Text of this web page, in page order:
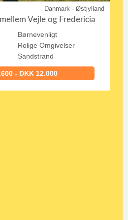
Danmark - Østjylland
Vejle og Fredericia
Børnevenligt
Rolige Omgivelser
Sandstrand
- DKK 12.000